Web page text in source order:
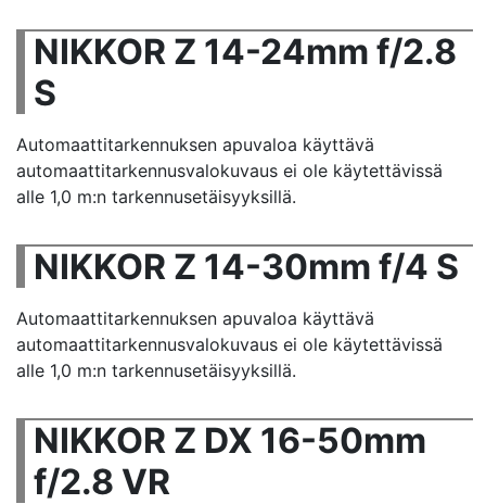
NIKKOR Z 14-24mm f/2.8
S
Automaattitarkennuksen apuvaloa käyttävä
automaattitarkennusvalokuvaus ei ole käytettävissä
alle 1,0 m:n tarkennusetäisyyksillä.
NIKKOR Z 14-30mm f/4 S
Automaattitarkennuksen apuvaloa käyttävä
automaattitarkennusvalokuvaus ei ole käytettävissä
alle 1,0 m:n tarkennusetäisyyksillä.
NIKKOR Z DX 16-50mm
f/2.8 VR